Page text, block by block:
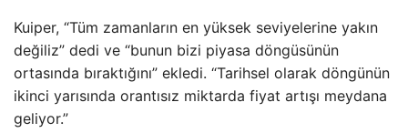
Kuiper, “Tüm zamanların en yüksek seviyelerine yakın
değiliz” dedi ve “bunun bizi piyasa döngüsünün
ortasında bıraktığını” ekledi. “Tarihsel olarak döngünün
ikinci yarısında orantısız miktarda fiyat artışı meydana
geliyor.”